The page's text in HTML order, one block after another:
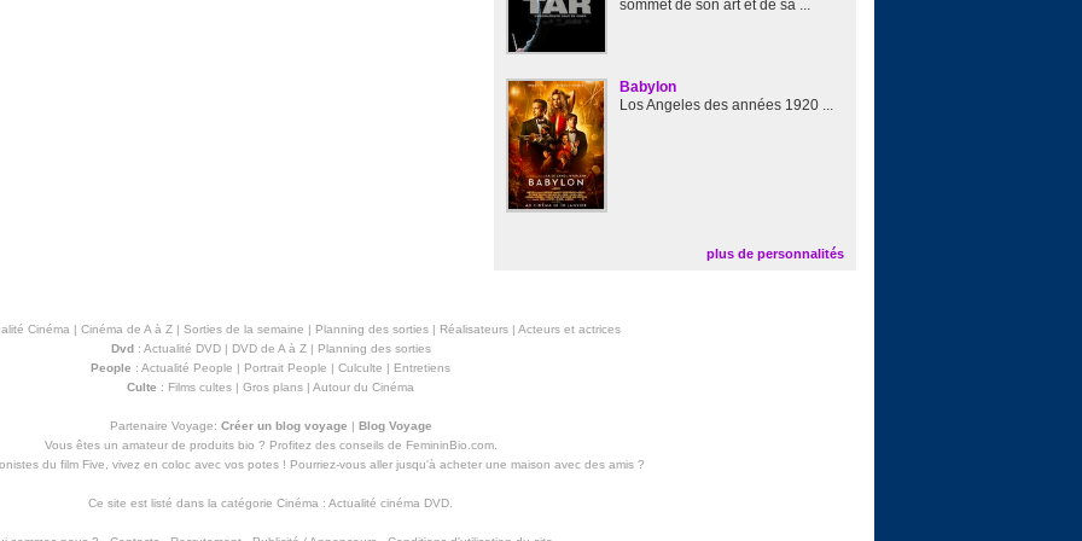
sommet de son art et de sa ...
Babylon
Los Angeles des années 1920 ...
plus de personnalités
Cinéma | Cinéma de A à Z| Sorties de la semaine | Planning des sorties| Réalisateurs| Acteurs et actrices
Dvd: Actualité DVD| DVD de A à Z| Planning des sorties
People : Actualité People | Portrait People | Culculte | Entretiens
Culte : Films cultes | Gros plans | Autour du Cinéma
Partenaire Voyage: Créer un blog voyage | Blog Voyage
Vous êtes un amateur de produits bio ? Profitez des conseils de FemininBio.com.
du film Five, vivez en coloc avec vos potes ! Pourriez-vous aller jusqu'à acheter une maison avec des amis?
Ce site est listé dans la catégorie Cinéma : Actualité cinéma DVD